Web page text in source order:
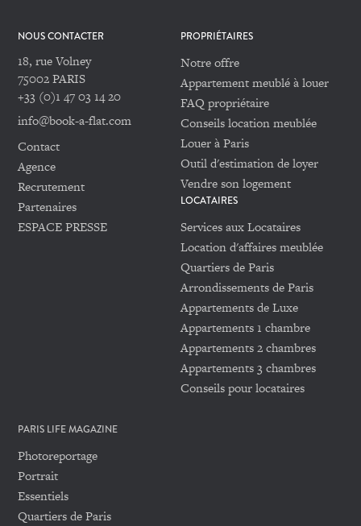
NOUS CONTACTER
18, rue Volney
75002 PARIS
+33 (0)1 47 03 14 20
info@book-a-flat.com
Contact
Agence
Recrutement
Partenaires
ESPACE PRESSE
PROPRIÉTAIRES
Notre offre
Appartement meublé à louer
FAQ propriétaire
Conseils location meublée
Louer à Paris
Outil d'estimation de loyer
Vendre son logement
LOCATAIRES
Services aux Locataires
Location d'affaires meublée
Quartiers de Paris
Arrondissements de Paris
Appartements de Luxe
Appartements 1 chambre
Appartements 2 chambres
Appartements 3 chambres
Conseils pour locataires
PARIS LIFE MAGAZINE
Photoreportage
Portrait
Essentiels
Quartiers de Paris